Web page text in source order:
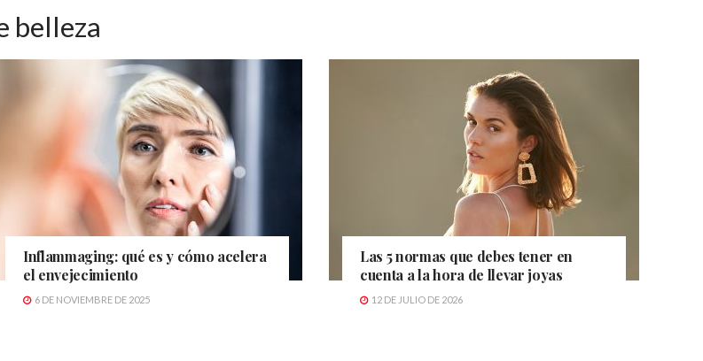
belleza
Inflammaging: qué es y cómo acelera
el envejecimiento
6 DE NOVIEMBRE DE 2025
Las 5 normas que debes tener en
cuenta a la hora de llevar joyas
12 DE JULIO DE 2026